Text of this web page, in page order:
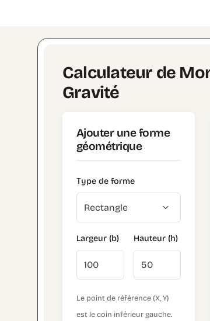
Calculateur de
Gravité
Ajouter une forme
géométrique
Type de forme
Largeur (b) Hauteur (h)
Le point de référence (X, Y)
est le coin inférieur gauche.